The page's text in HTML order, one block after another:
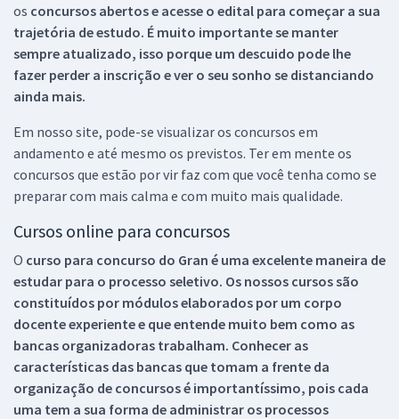
os concursos abertos e acesse o edital para começar a sua
trajetória de estudo. É muito importante se manter
sempre atualizado, isso porque um descuido pode lhe
fazer perder a inscrição e ver o seu sonho se distanciando
ainda mais.
Em nosso site, pode-se visualizar os concursos em
andamento e até mesmo os previstos. Ter em mente os
concursos que estão por vir faz com que você tenha como se
preparar com mais calma e com muito mais qualidade.
Cursos online para concursos
O curso para concurso do Gran é uma excelente maneira de
estudar para o processo seletivo. Os nossos cursos são
constituídos por módulos elaborados por um corpo
docente experiente e que entende muito bem como as
bancas organizadoras trabalham. Conhecer as
características das bancas que tomam a frente da
organização de concursos é importantíssimo, pois cada
uma tem a sua forma de administrar os processos